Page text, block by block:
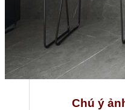
Chú ý